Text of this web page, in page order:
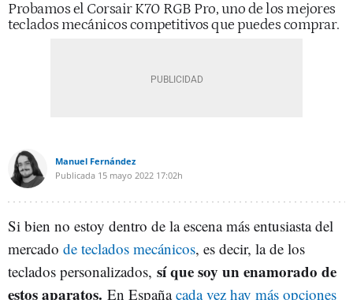
Probamos el Corsair K70 RGB Pro, uno de los mejores
teclados mecánicos competitivos que puedes comprar.
Manuel Fernández
Publicada 15 mayo 2022 17:02h
Si bien no estoy dentro de la escena más entusiasta del
mercado de teclados mecánicos, es decir, la de los
teclados personalizados, sí que soy un enamorado de
estos aparatos. En Españacada vez hay más opciones